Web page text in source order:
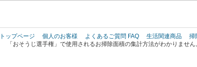
トップページ 個人のお客様 よくあるご質問 FAQ 生活関連商品 掃
「おそうじ選手権」で使用されるお掃除面積の集計方法がわかりません